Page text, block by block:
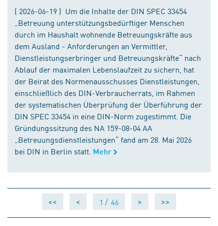
( 2026-06-19 ) Um die Inhalte der DIN SPEC 33454
„Betreuung unterstützungsbedürftiger Menschen
durch im Haushalt wohnende Betreuungskräfte aus
dem Ausland - Anforderungen an Vermittler,
Dienstleistungserbringer und Betreuungskräfte“ nach
Ablauf der maximalen Lebenslaufzeit zu sichern, hat
der Beirat des Normenausschusses Dienstleistungen,
einschließlich des DIN-Verbraucherrats, im Rahmen
der systematischen Überprüfung der Überführung der
DIN SPEC 33454 in eine DIN-Norm zugestimmt. Die
Gründungssitzung des NA 159-08-04 AA
„Betreuungsdienstleistungen“ fand am 28. Mai 2026
bei DIN in Berlin statt. Mehr
<< < 1 / 46 > >>